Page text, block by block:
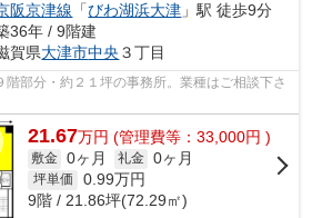
阪京津線 「びわ湖浜大津 」駅 徒歩9分
36年 / 9階建
賀県大津市中央 ３丁目
階部分・約２１坪の事務所。業種はご相談下さ
21.67万円 (管理費等：33,000円 )
敷金 0ヶ月 礼金 0ヶ月
坪単価 0.99万円
9階 / 21.86坪(72.29㎡)